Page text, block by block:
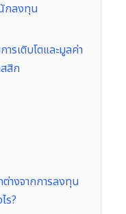
กลงทุน
ารเติบโตและมูลค่า
สิก
างจากการลงทุน
ร?